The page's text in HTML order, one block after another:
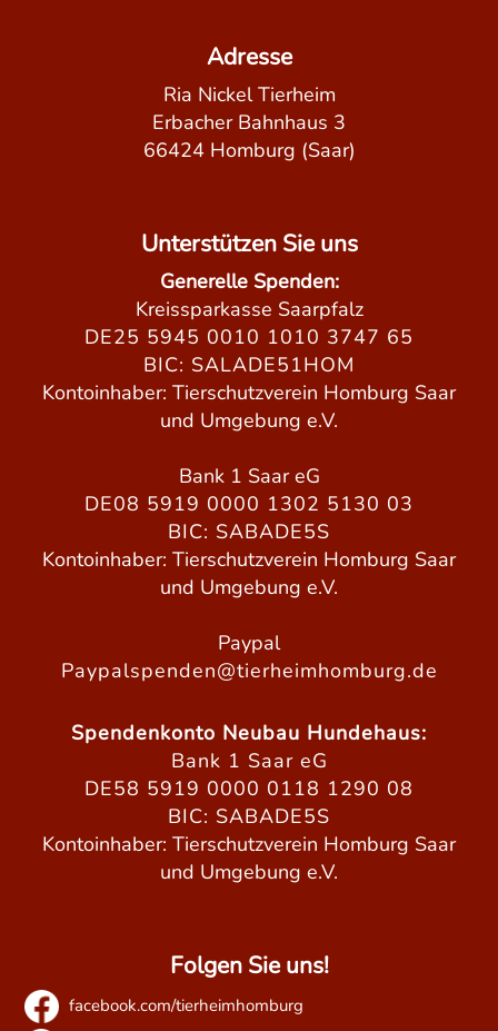
Adresse
Ria Nickel Tierheim
Erbacher Bahnhaus 3
66424 Homburg (Saar)
Folgen Sie uns!
facebook.com/tierheimhomburg
Unterstützen Sie uns
Generelle Spenden:
Kreissparkasse Saarpfalz
DE25 5945 0010 1010 3747 65
BIC: SALADE51HOM
Kontoinhaber: Tierschutzverein Homburg Saar
und Umgebung e.V.
Bank 1 Saar eG
DE08 5919 0000 1302 5130 03
BIC: SABADE5S
Kontoinhaber: Tierschutzverein Homburg Saar
und Umgebung e.V.
Paypal
Paypalspenden@tierheimhomburg.de
Spendenkonto Neubau Hundehaus:
Bank 1 Saar eG
DE58 5919 0000 0118 1290 08
BIC: SABADE5S
Kontoinhaber: Tierschutzverein Homburg Saar
und Umgebung e.V.